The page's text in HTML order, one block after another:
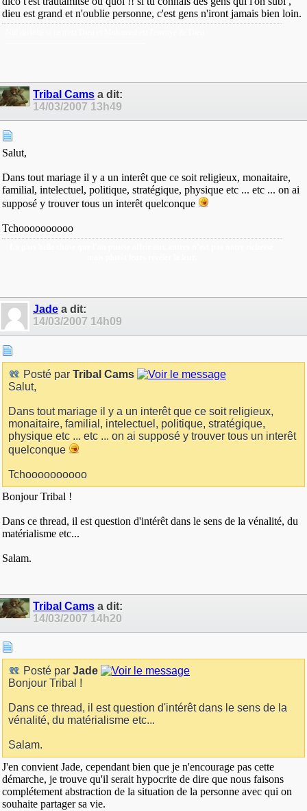
dieu est grand et n'oublie personne, c'est gens n'iront jamais bien loin.
Tribal Cams a dit:
14/03/2007 13h49
Salut,
Dans tout mariage il y a un interêt que ce soit religieux, monaitaire,
familial, intelectuel, politique, stratégique, physique etc ... etc ... on ai
supposé y trouver tous un interêt quelconque
Tchoooooooooo
Jade a dit:
14/03/2007 14h09
Posté par Tribal Cams
Salut,
Dans tout mariage il y a un interêt que ce soit religieux,
monaitaire, familial, intelectuel, politique, stratégique,
physique etc ... etc ... on ai supposé y trouver tous un interêt
quelconque
Tchoooooooooo
Bonjour Tribal !
Dans ce thread, il est question d'intérêt dans le sens de la vénalité, du
matérialisme etc...
Salam.
Tribal Cams a dit:
14/03/2007 14h20
Posté par Jade
Bonjour Tribal !
Dans ce thread, il est question d'intérêt dans le sens de la
vénalité, du matérialisme etc...
Salam.
J'en convient Jade, cependant bien que je n'encourage pas cette
démarche, je trouve qu'il serait hypocrite de dire que nous faisons
complétement abstraction de la situation de la personne avec qui on
souhaite partager sa vie.